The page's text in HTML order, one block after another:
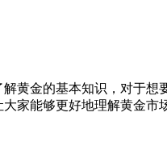
黄金的基本知识，对于
大家能够更好地理解黄金市